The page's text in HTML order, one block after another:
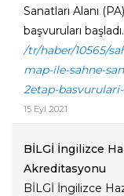
Sanatları Alanı
başvuruları
/tr/haber/10565/
map-ile-sahne-
2etap-
15 Eyl 2021
BİLGİ İngilizce
Akreditasyonu
BİLGİ İngilizce